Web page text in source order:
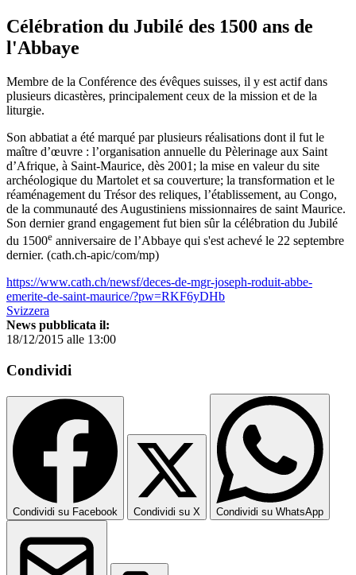
Célébration du Jubilé des 1500 ans de
l'Abbaye
Membre de la Conférence des évêques suisses, il y est actif dans
plusieurs dicastères, principalement ceux de la mission et de la
liturgie.
Son abbatiat a été marqué par plusieurs réalisations dont il fut le
maître d’œuvre : l’organisation annuelle du Pèlerinage aux Saint
d’Afrique, à Saint-Maurice, dès 2001; la mise en valeur du site
archéologique du Martolet et sa couverture; la transformation et le
réaménagement du Trésor des reliques, l’établissement, au Congo,
de la communauté des Augustiniens missionnaires de saint Maurice.
Son dernier grand engagement fut bien sûr la célébration du Jubilé
du 1500e anniversaire de l’Abbaye qui s'est achevé le 22 septembre
dernier. (cath.ch-apic/com/mp)
https://www.cath.ch/newsf/deces-de-mgr-joseph-roduit-abbe-
emerite-de-saint-maurice/?pw=RKF6yDHb
Svizzera
News pubblicata il:
18/12/2015 alle 13:00
Condividi
Condividi su Facebook Condividi su X Condividi su WhatsApp